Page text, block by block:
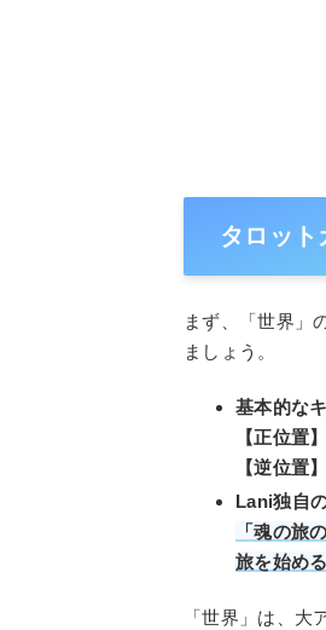
タロッ
まず、「世界」
ましょう。
基本的な
【正位置】
【逆位置】
Lani独自
「魂の旅
旅を始め
「世界」は、